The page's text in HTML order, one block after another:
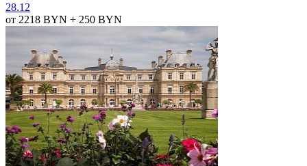
28.12
от 2218 BYN + 250 BYN